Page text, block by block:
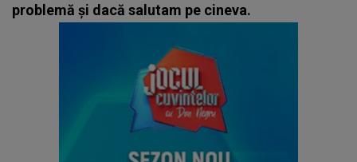
problemă și dacă salutam pe cineva.